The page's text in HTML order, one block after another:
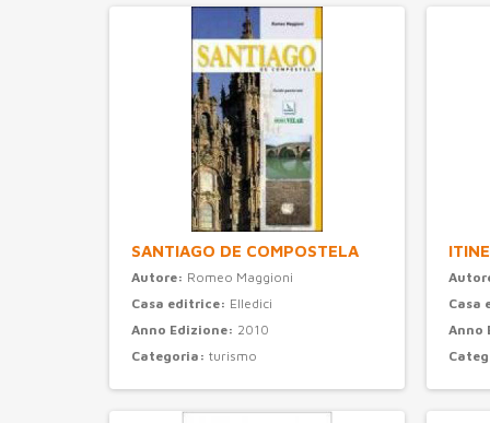
SANTIAGO DE COMPOSTELA
Autore: Romeo Maggioni
Casa editrice: Elledici
Anno Edizione: 2010
Categoria: turismo
Casa
Anno